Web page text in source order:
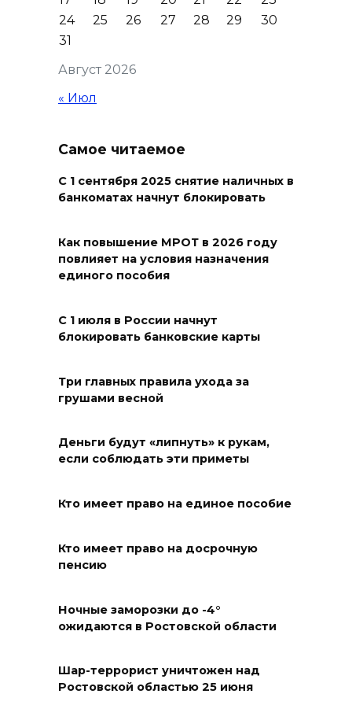
Кондиционеры создают
предупредили о рисках
отключения электроэнергии
05 августа 2026 18:35
05 августа 2026 18:32
05 августа 2026 18:32
России
Огненный шторм во дворе
05 августа 2026 18:27
Жеребьевка политических
партий
АЗС работают в штатном
Август 2026
24
25 26 27 28 29
30
31
« Июл
Самое читаемое
С 1 сентября 2025 снятие наличных в
банкоматах начнут блокировать
Как повышение МРОТ в 2026 году
повлияет на условия назначения
единого пособия
С 1 июля в России начнут
блокировать банковские карты
Три главных правила ухода за
грушами весной
Деньги будут «липнуть» к рукам,
если соблюдать эти приметы
Кто имеет право на единое пособие
Кто имеет право на досрочную
пенсию
Ночные заморозки до -4°
ожидаются в Ростовской области
Шар-террорист уничтожен над
Ростовской областью 25 июня